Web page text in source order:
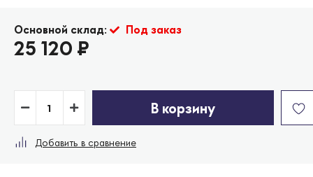
Основной склад: Под заказ
25 120 ₽
В корзину
Добавить в сравнение